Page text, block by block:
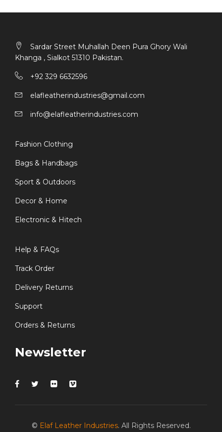
Sardar Street Muhallah Deen Pura Ghory Wali
Khanga , Sialkot 51310 Pakistan.
+92 329 6632596
elafleatherindustries@gmail.com
info@elafleatherindustries.com
Fashion Clothing
Bags & Handbags
Sport & Outdoors
Decor & Home
Electronic & Hitech
Help & FAQs
Track Order
Delivery Returns
Support
Orders & Returns
Newsletter
© Elaf Leather Industries. All Rights Reserved.